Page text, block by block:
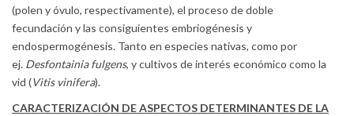
(polen y óvulo, respectivamente), el proceso de doble
fecundación y las consiguientes embriogénesis y
endospermogénesis. Tanto en especies nativas, como por
ej. Desfontainia fulgens, y cultivos de interés económico como la
vid (Vitis vinifera).
CARACTERIZACIÓN DE ASPECTOS DETERMINANTES DE LA